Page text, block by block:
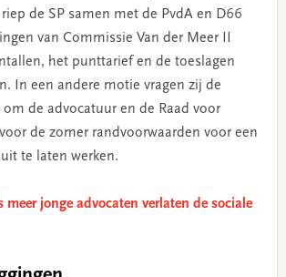
de SP samen met de PvdA en D66
van Commissie Van der Meer II
het punttarief en de toeslagen
In een andere motie vragen zij de
om de advocatuur en de Raad voor
de zomer randvoorwaarden voor een
te laten werken.
meer jonge advocaten verlaten de sociale